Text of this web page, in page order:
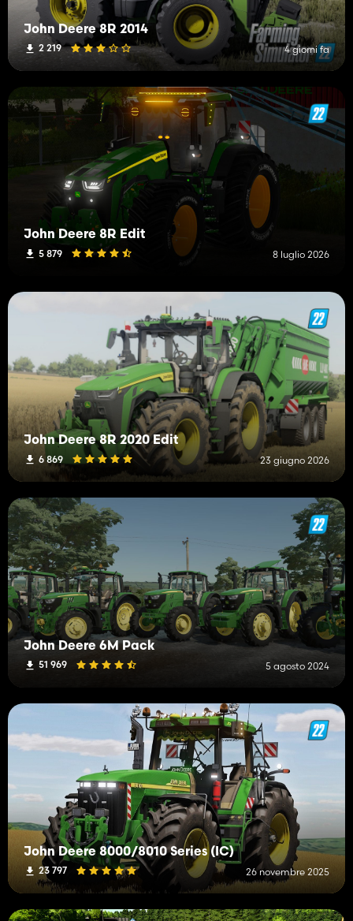
John Deere 8R 2014
2 219 4 giorni fa
John Deere 8R Edit
5 879 8 luglio 2026
John Deere 8R 2020 Edit
6 869 23 giugno 2026
John Deere 6M Pack
51 969 5 agosto 2024
John Deere 8000/8010 Series (IC)
23 797 26 novembre 2025